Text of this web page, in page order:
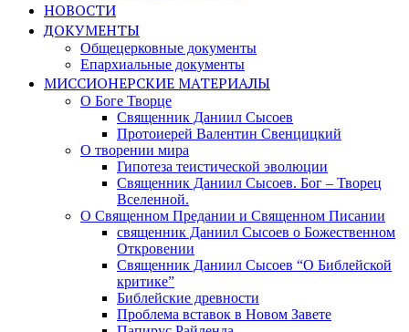
НОВОСТИ
ДОКУМЕНТЫ
Общецерковные документы
Епархиальные документы
МИССИОНЕРСКИЕ МАТЕРИАЛЫ
О Боге Творце
Священник Даниил Сысоев
Протоиерей Валентин Свенцицкий
О творении мира
Гипотеза теистической эволюции
Священник Даниил Сысоев. Бог – Творец
Вселенной.
О Священном Предании и Священном Писании
священник Даниил Сысоев о Божественном
Откровении
Священник Даниил Сысоев “О Библейской
критике”
Библейские древности
Проблема вставок в Новом Завете